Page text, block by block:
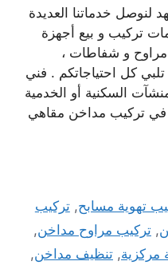
لنوصل خدماتنا العديدة
تركيب و بيع أجهزة
مراوح و شفاطات ،
كل احتياجاتكم . فني
السكنية أو الخدمية
في تركيب مداخن مقاهي
تهوية مسابح,تركيب
, تركيب مراوح مداخن,
مركزية, تنظيف مداخن,